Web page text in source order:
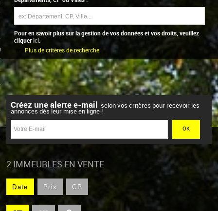
Pour en savoir plus sur la gestion de vos données et vos droits, veuillez
cliquerici.
Plus de critères de recherche
0
Créez une alerte e-mail selon vos critères pour recevoir les
annonces dès leur mise en ligne !
2 IMMEUBLES EN VENTE
Date Prix CP